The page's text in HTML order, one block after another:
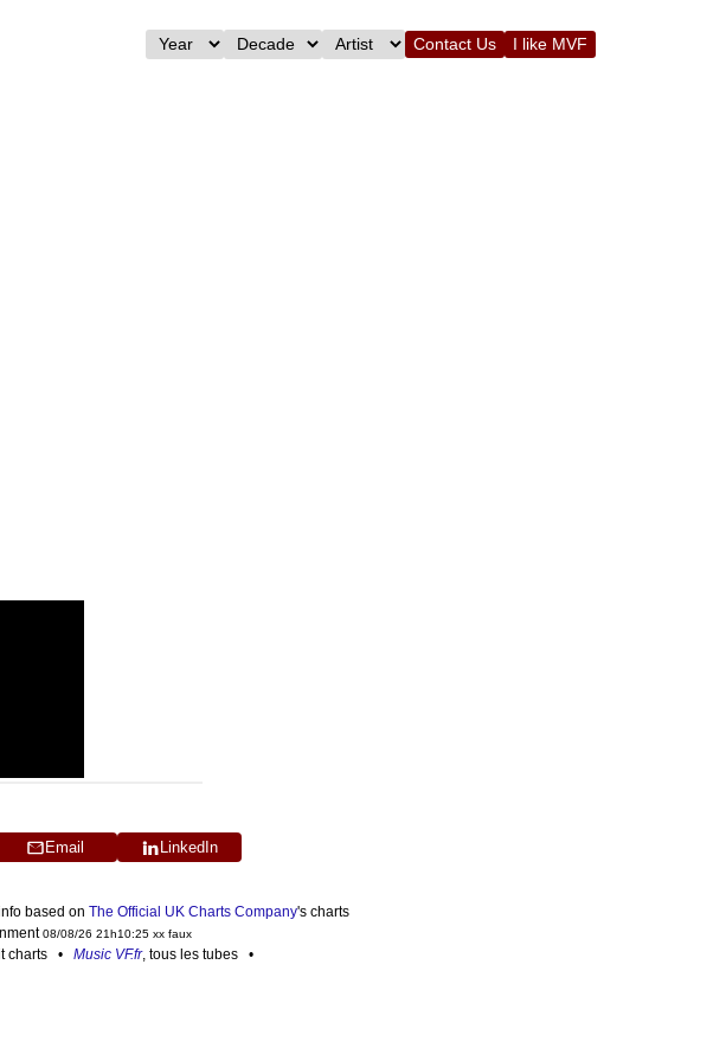
Contact Us I like MVF
Email LinkedIn
based on The Official UK Charts Company's charts
08/08/26 21h10:25 xx faux
charts • Music VF.fr, tous les tubes •